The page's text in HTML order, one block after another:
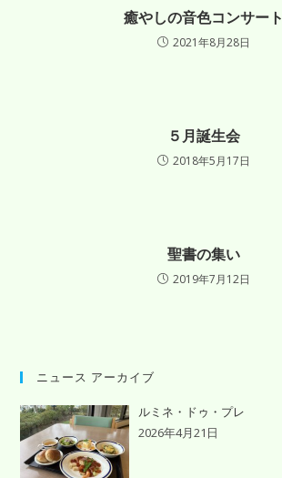
癒やしの音色コンサート
2021年8月28日
５月誕生会
2018年5月17日
聖書の集い
2019年7月12日
ニュース アーカイブ
ルミネ・ドゥ・プレ
2026年4月21日